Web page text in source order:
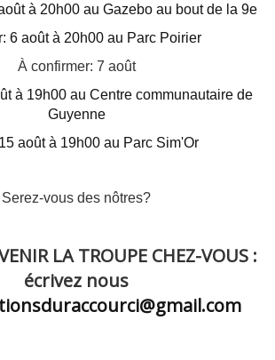
à 20h00 au Gazebo au bout de la 9e
6 août à 20h00 au Parc Poirier
À confirmer: 7 août
à 19h00 au Centre communautaire de
Guyenne
août à 19h00 au Parc Sim'Or
Serez-vous des nôtres?
LA TROUPE CHEZ-VOUS :
écrivez nous